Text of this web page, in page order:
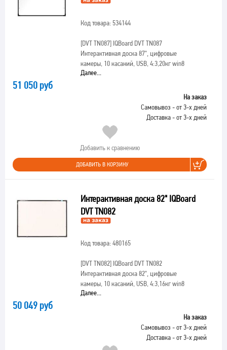
Код товара: 534144
[DVT TN087]IQBoard DVT TN087
Интерактивная доска 87", цифровые
камеры, 10 касаний, USB, 4:3,20кг win8
Далее...
51 050 руб
На заказ
Самовывоз - от 3-х дней
Доставка - от 3-х дней
Добавить к сравнению
ДОБАВИТЬ В КОРЗИНУ
Интерактивная доска 82" IQBoard
DVT TN082
Код товара: 480165
[DVT TN082]IQBoard DVT TN082
Интерактивная доска 82", цифровые
камеры, 10 касаний, USB, 4:3,16кг win8
Далее...
50 049 руб
На заказ
Самовывоз - от 3-х дней
Доставка - от 3-х дней